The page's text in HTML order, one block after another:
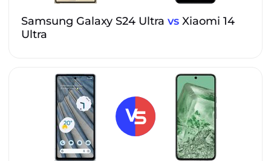
Samsung Galaxy S24 Ultra vs Xiaomi 14
Ultra